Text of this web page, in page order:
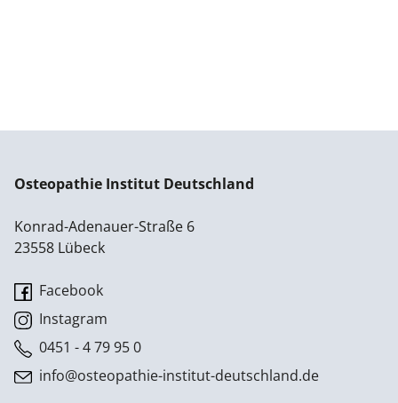
Osteopathie Institut Deutschland
Konrad-Adenauer-Straße 6
23558 Lübeck
Facebook
Instagram
0451 - 4 79 95 0
info@osteopathie-institut-deutschland.de